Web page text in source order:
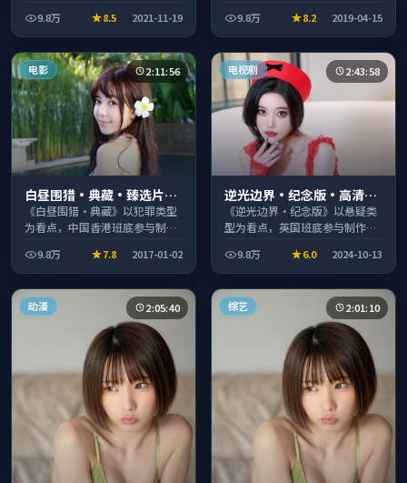
休闲时段观看。
9.8万 8.5 2021-11-19 9.8万 8.2 2019-04-15
电影 2:11:56
白昼围猎·典藏·臻选片单
推荐画质清晰观看流畅
《白昼围猎·典藏》以犯罪类型
为看点，中国香港班底参与制
休闲时段观看。
9.8万 7.8 2017-01-02
电视剧 2:43:58
逆光边界·纪念版·高清完
整收录适合周末一口气刷完
《逆光边界·纪念版》以悬疑类
型为看点，英国班底参与制作，
时段观看。
9.8万 6.0 2024-10-13
动漫 2:05:40 综艺 2:01:10